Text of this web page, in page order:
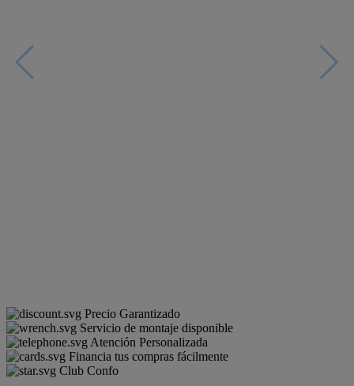
Precio Garantizado
Servicio de montaje disponible
Atención Personalizada
Financia tus compras fácilmente
Club Confo